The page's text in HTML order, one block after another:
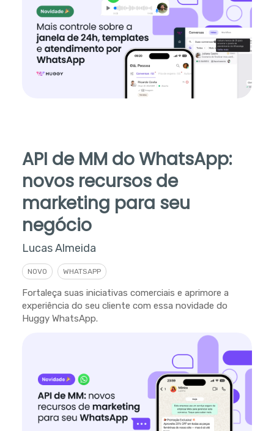
API de MM do WhatsApp:
novos recursos de
marketing para seu
negócio
Lucas Almeida
NOVO WHATSAPP
Fortaleça suas iniciativas comerciais e aprimore a
experiência do seu cliente com essa novidade do
Huggy WhatsApp.